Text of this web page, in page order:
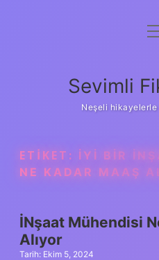
Yasal
Sevimli
Neşeli hikayelerle
ETIKET: İYI BIR
NE KADAR MAAŞ
İNşaat Mühendisi
Alıyor
Tarih: Ekim 5, 2024